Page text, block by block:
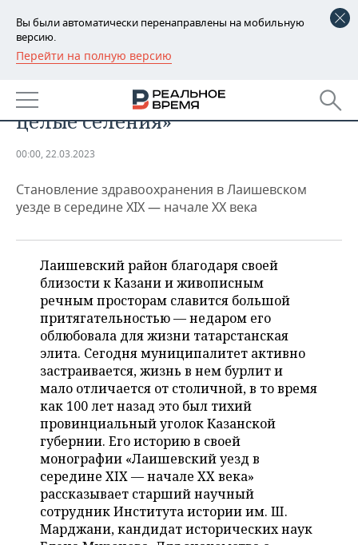
Вы были автоматически перенаправлены на мобильную
версию.
Перейти на полную версию
РЕГИОНЫ
БАШКОРТОСТАН
ТАТАРСТАН
НОВОСТИ
АНАЛИТИКА
ДЕКЛАРАЦИИ О ДОХОДАХ
КОРОЛИ ГОСЗАКАЗА ПФО
ВУЗЫ ТАТАРСТАНА
КОМУ ПРИНАДЛЕЖАТ
ТОРГОВЫЕ ЦЕНТРЫ
ТАТАРСТАНА
НОВОСТИ ЭКОНОМИКИ
ФИНАНСЫ
БАНКИ
БЮДЖЕТ
ИНВЕСТИЦИИ
ПРОМЫШЛЕННОСТЬ
НОВОСТИ
АГРОПРОМ
МАШИНОСТРОЕНИЕ
НЕФТЕХИМИЯ
НЕФТЬ
ОПК
ЭНЕРГЕТИКА
НЕДВИЖИМОСТЬ
НОВОСТИ НЕДВИЖИМОСТИ
АВТО
НОВОСТИ АВТО
БИЗНЕС
НОВОСТИ БИЗНЕСА
РОЗНИЧНАЯ ТОРГОВЛЯ
ТРАНСПОРТ
УСЛУГИ
ТЕХНОЛОГИИ
НОВОСТИ ТЕХНОЛОГИЙ
МЕДИА
ТЕЛЕКОММУНИКАЦИИ
МЕРОПРИЯТИЯ
НОВОСТИ МЕРОПРИЯТИЙ
ВЫЕЗДНАЯ РЕДАКЦИЯ
БИЗНЕС-БРАНЧИ
ONLINE-КОНФЕРЕНЦИИ
СПОРТ
НОВОСТИ СПОРТА
ФУТБОЛ
ХОККЕЙ
ОБЩЕСТВО
НОВОСТИ ОБЩЕСТВА
ВЛАСТЬ
ФОТОГАЛЕРЕЯ
СЮЖЕТЫ
«Отказывались от вакцинации
целые селения»
00:00, 22.03.2023
Становление здравоохранения в Лаишевском
уезде в середине XIX — начале XX века
Лаишевский район благодаря своей
близости к Казани и живописным
речным просторам славится большой
притягательностью — недаром его
облюбовала для жизни татарстанская
элита. Сегодня муниципалитет активно
застраивается, жизнь в нем бурлит и
мало отличается от столичной, в то время
как 100 лет назад это был тихий
провинциальный уголок Казанской
губернии. Его историю в своей
монографии «Лаишевский уезд в
середине XIX — начале XX века»
рассказывает старший научный
сотрудник Института истории им. Ш.
Марджани, кандидат исторических наук